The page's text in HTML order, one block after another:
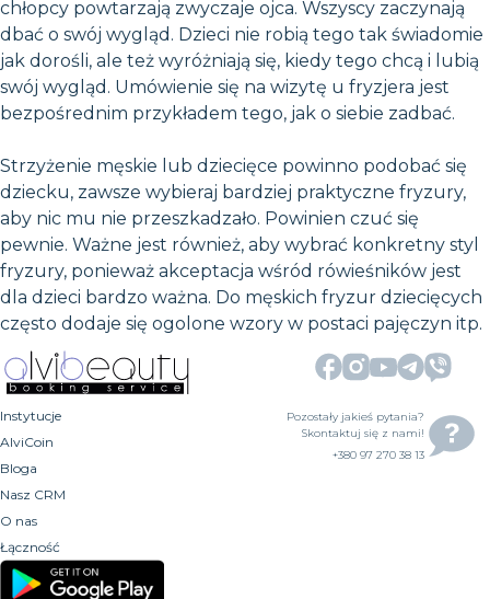
chłopcy powtarzają zwyczaje ojca. Wszyscy zaczynają
dbać o swój wygląd. Dzieci nie robią tego tak świadomie
jak dorośli, ale też wyróżniają się, kiedy tego chcą i lubią
swój wygląd. Umówienie się na wizytę u fryzjera jest
bezpośrednim przykładem tego, jak o siebie zadbać.
Strzyżenie męskie lub dziecięce powinno podobać się
dziecku, zawsze wybieraj bardziej praktyczne fryzury,
aby nic mu nie przeszkadzało. Powinien czuć się
pewnie. Ważne jest również, aby wybrać konkretny styl
fryzury, ponieważ akceptacja wśród rówieśników jest
dla dzieci bardzo ważna. Do męskich fryzur dziecięcych
często dodaje się ogolone wzory w postaci pajęczyn itp.
Instytucje
AlviCoin
Bloga
Nasz CRM
O nas
Łączność
Pozostały jakieś pytania?
Skontaktuj się z nami!
+380 97 270 38 13